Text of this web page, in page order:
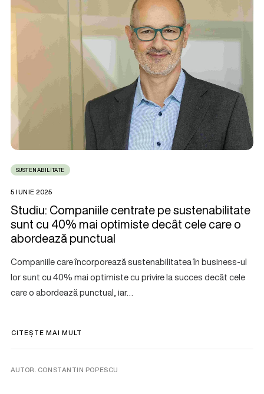
SUSTENABILITATE
5 IUNIE 2025
Studiu: Companiile centrate pe sustenabilitate
sunt cu 40% mai optimiste decât cele care o
abordează punctual
Companiile care încorporează sustenabilitatea în business-ul
lor sunt cu 40% mai optimiste cu privire la succes decât cele
care o abordează punctual, iar…
CITEȘTE MAI MULT
AUTOR. CONSTANTIN POPESCU